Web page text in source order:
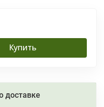
Купить
доставке